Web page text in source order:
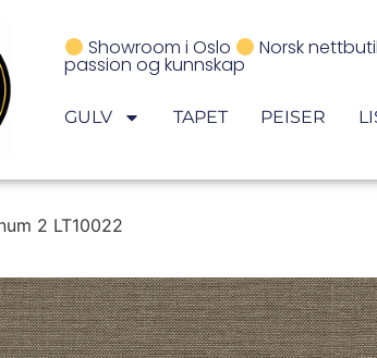
Showroom i Oslo Norsk
passion og kunnskap
GULV TAPET PEISER
2 LT10022